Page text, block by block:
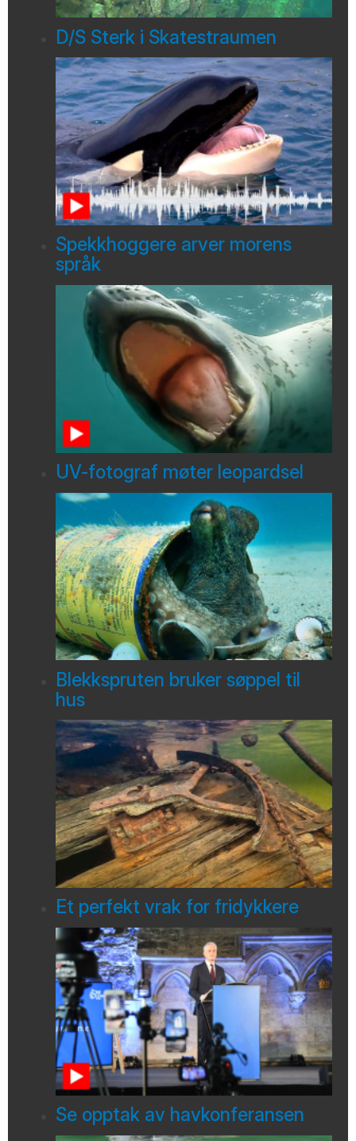
D/S Sterk i Skatestraumen
Spekkhoggere arver morens
språk
UV-fotograf møter leopardsel
Blekkspruten bruker søppel til
hus
Et perfekt vrak for fridykkere
Se opptak av havkonferansen